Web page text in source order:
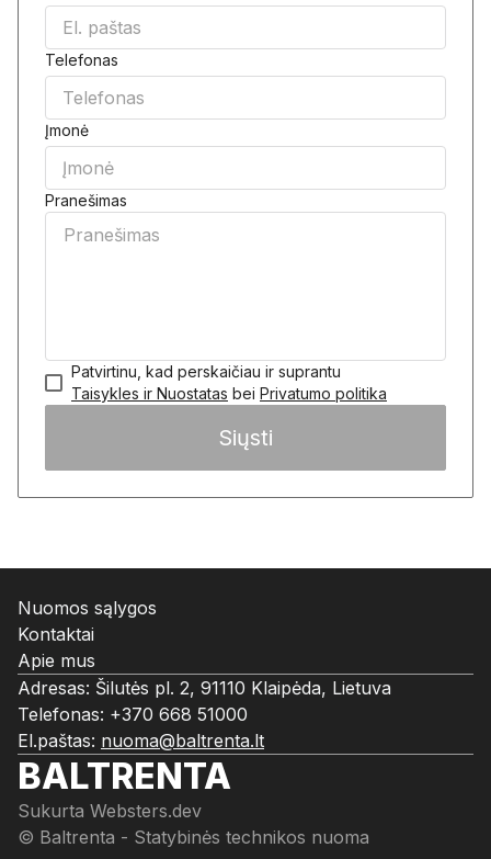
Telefonas
Įmonė
Pranešimas
Patvirtinu, kad perskaičiau ir suprantu
Taisykles ir Nuostatas bei Privatumo politika
Siųsti
Nuomos sąlygos
Kontaktai
Apie mus
Adresas: Šilutės pl. 2, 91110 Klaipėda, Lietuva
Telefonas: +370 668 51000
El.paštas: nuoma@baltrenta.lt
BALTRENTA
Sukurta Websters.dev
© Baltrenta - Statybinės technikos nuoma